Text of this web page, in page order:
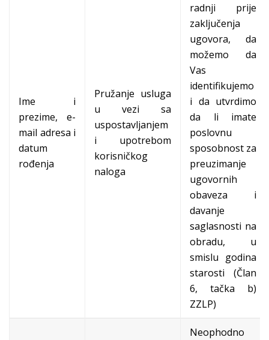
Ime i
prezime, e-
mail adresa i
datum
rođenja
Pružanje usluga
u vezi sa
uspostavljanjem
i upotrebom
korisničkog
naloga
radnji prije
zaključenja
ugovora, da
možemo da
Vas
identifikujemo
i da utvrdimo
da li imate
poslovnu
sposobnost za
preuzimanje
ugovornih
obaveza i
davanje
saglasnosti na
obradu, u
smislu godina
starosti (Član
6, tačka b)
ZZLP)
Neophodno